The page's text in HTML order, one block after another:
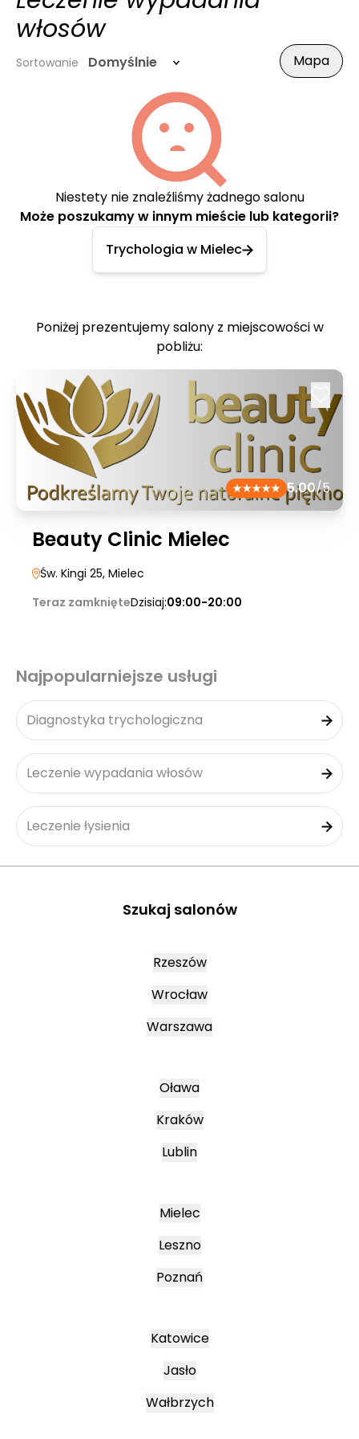
włosów
Sortowanie Domyślnie Mapa
Niestety nie znaleźliśmy żadnego salonu
Może poszukamy w innym mieście lub kategorii?
Trychologia w Mielec
Poniżej prezentujemy salony z miejscowości w
pobliżu:
5.00/5
Beauty Clinic Mielec
Św. Kingi 25, Mielec
Teraz zamknięteDzisiaj:09:00-20:00
Najpopularniejsze usługi
Diagnostyka trychologiczna
Leczenie wypadania włosów
Leczenie łysienia
Szukaj salonów
Rzeszów
Wrocław
Warszawa
Oława
Kraków
Lublin
Mielec
Leszno
Poznań
Katowice
Jasło
Wałbrzych